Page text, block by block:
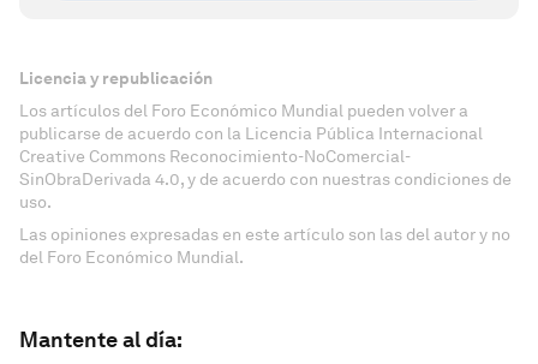
Licencia y republicación
Los artículos del Foro Económico Mundial pueden volver a
publicarse de acuerdo con la Licencia Pública Internacional
Creative Commons Reconocimiento-NoComercial-
SinObraDerivada 4.0, y de acuerdo con nuestras condiciones de
uso.
Las opiniones expresadas en este artículo son las del autor y no
del Foro Económico Mundial.
Mantente al día: